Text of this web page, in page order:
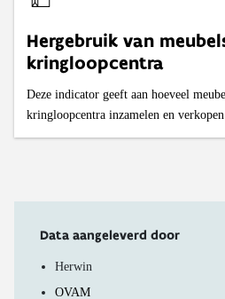
Hergebruik van
kringloopcentra
Deze indicator geeft aan hoeveel
kringloopcentra inzamelen en
Data aangeleverd door
Herwin
OVAM